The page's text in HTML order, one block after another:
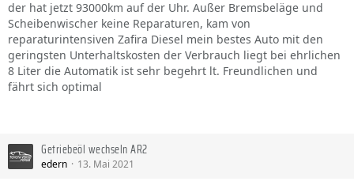
der hat jetzt 93000km auf der Uhr. Außer Bremsbeläge und
Scheibenwischer keine Reparaturen, kam von
reparaturintensiven Zafira Diesel mein bestes Auto mit den
geringsten Unterhaltskosten der Verbrauch liegt bei ehrlichen
8 Liter die Automatik ist sehr begehrt lt. Freundlichen und
fährt sich optimal
Getriebeöl wechseln AR2
edern 13. Mai 2021